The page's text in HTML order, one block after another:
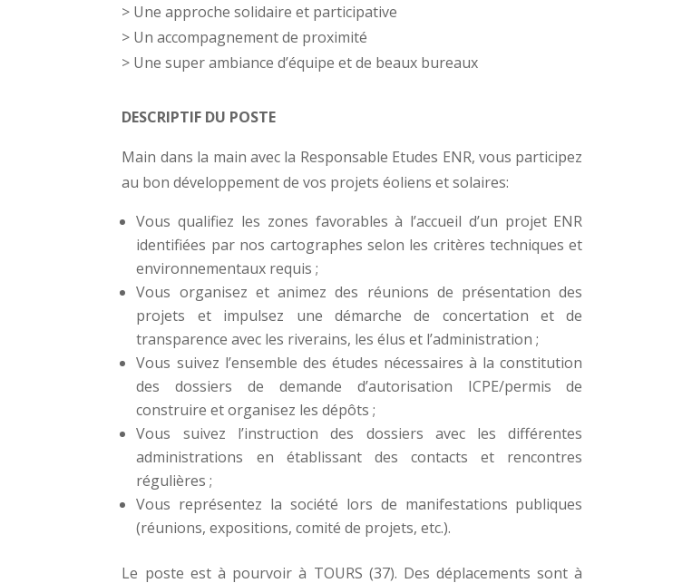
> Une approche solidaire et participative
> Un accompagnement de proximité
> Une super ambiance d’équipe et de beaux bureaux
ent des projets de production d’énergie propre.
Nous  sommes  convaincus  qu’il  est
DESCRIPTIF DU POSTE
Main dans la main avec la Responsable Etudes ENR, vous participez
au bon développement de vos projets éoliens et solaires:
Vous qualifiez les zones favorables à l’accueil d’un projet ENR
identifiées par nos cartographes selon les critères techniques et
environnementaux requis ;
Vous organisez et animez des réunions de présentation des
projets et impulsez une démarche de concertation et de
transparence avec les riverains, les élus et l’administration ;
Vous suivez l’ensemble des études nécessaires à la constitution
des dossiers de demande d’autorisation ICPE/permis de
construire et organisez les dépôts ;
Vous suivez l’instruction des dossiers avec les différentes
administrations en établissant des contacts et rencontres
régulières ;
Vous représentez la société lors de manifestations publiques
(réunions, expositions, comité de projets, etc.).
Le poste est à pourvoir à TOURS (37). Des déplacements sont à
t parce que les ENR sont avant tout des projets de
cœur de la transition énergétique et écologique .
énergétique.